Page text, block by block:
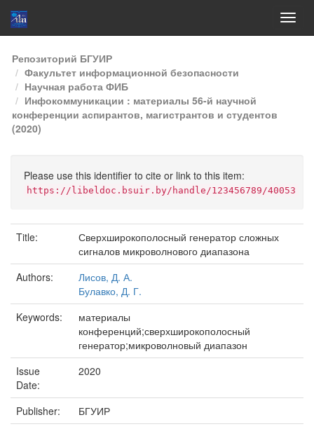
Skip
navigation
Репозиторий БГУИР
Факультет информационной безопасности
Научная работа ФИБ
Инфокоммуникации : материалы 56-й научной
конференции аспирантов, магистрантов и студентов
(2020)
Please use this identifier to cite or link to this item:
https://libeldoc.bsuir.by/handle/123456789/40053
Title:
Сверхширокополосный генератор сложных
сигналов микроволнового диапазона
Authors:
Лисов, Д. А.
Булавко, Д. Г.
Keywords:
материалы
конференций;сверхширокополосный
генератор;микроволновый диапазон
Issue
Date:
2020
Publisher:
БГУИР